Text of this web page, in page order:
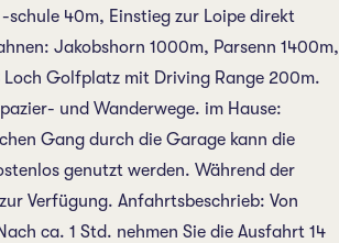
40m, Einstieg zur Loipe direkt
Jakobshorn 1000m, Parsenn 1400m,
Golfplatz mit Driving Range 200m.
und Wanderwege. im Hause:
Gang durch die Garage kann die
genutzt werden. Während der
Verfügung. Anfahrtsbeschrieb: Von
ca. 1 Std. nehmen Sie die Ausfahrt 14